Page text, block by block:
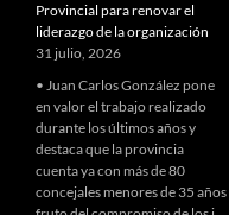
Provincial para renovar el
liderazgo de la organización
31 julio, 2026
• Juan Carlos González pone
en valor el trabajo realizado
durante los últimos años y
destaca que la provincia
cuenta ya con más de 80
concejales menores de 35 años